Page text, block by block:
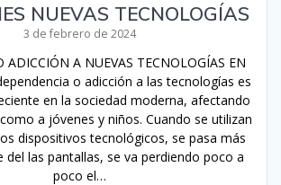
NUEVAS TECNOLOGÍAS
3 de febrero de 2024
ADICCIÓN A NUEVAS TECNOLOGÍAS EN
o adicción a las tecnologías es
en la sociedad moderna, afectando
a jóvenes y niños. Cuando se utilizan
dispositivos tecnológicos, se pasa más
del las pantallas, se va perdiendo poco a
poco el…